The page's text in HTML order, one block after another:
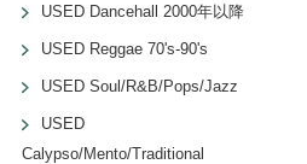
USED Dancehall 2000年以降
USED Reggae 70's-90's
USED Soul/R&B/Pops/Jazz
USED
Calypso/Mento/Traditional